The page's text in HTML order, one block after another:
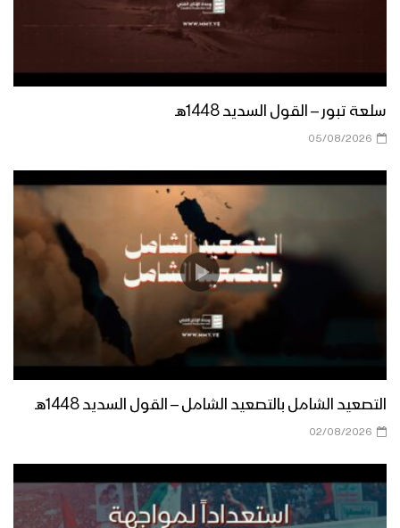
سلعة تبور – القول السديد 1448هـ
05/08/2026
التصعيد الشامل بالتصعيد الشامل – القول السديد 1448هـ
02/08/2026